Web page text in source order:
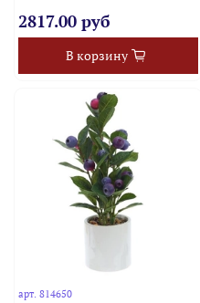
2817.00 руб
В корзину
арт.814650